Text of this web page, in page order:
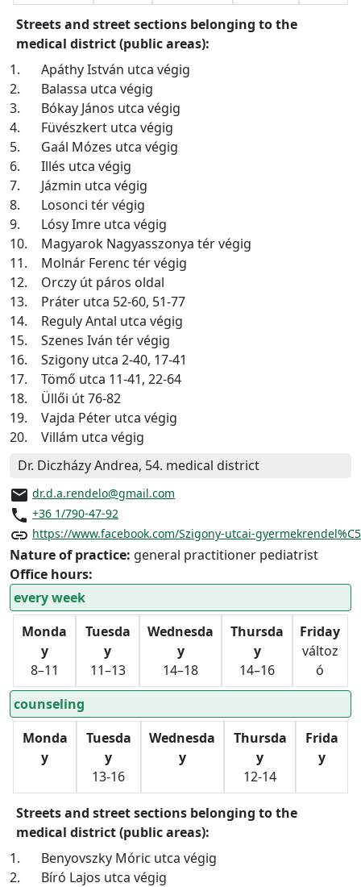
Streets and street sections belonging to the
medical district (public areas):
1.
Apáthy István utca végig
2.
Balassa utca végig
3.
Bókay János utca végig
4.
Füvészkert utca végig
5.
Gaál Mózes utca végig
6.
Illés utca végig
7.
Jázmin utca végig
8.
Losonci tér végig
9.
Lósy Imre utca végig
10.
Magyarok Nagyasszonya tér végig
11.
Molnár Ferenc tér végig
12.
Orczy út páros oldal
13.
Práter utca 52-60, 51-77
14.
Reguly Antal utca végig
15.
Szenes Iván tér végig
16.
Szigony utca 2-40, 17-41
17.
Tömő utca 11-41, 22-64
18.
Üllői út 76-82
19.
Vajda Péter utca végig
20.
Villám utca végig
Dr. Diczházy Andrea, 54. medical district
email dr.d.a.rendelo@gmail.com
phone +36 1/790-47-92
link https://www.facebook.com/Szigony-utcai-
Nature of practice: general practitioner pediatrist
Office hours:
every week
Monda
y
8–11
Tuesda
y
11–13
Wednesda
y
14–18
Thursda
y
14–16
Friday
változ
ó
counseling
Monda
y
Tuesda
y
13-16
Wednesda
y
Thursda
y
12-14
Frida
y
Streets and street sections belonging to the
medical district (public areas):
1.
Benyovszky Móric utca végig
2.
Bíró Lajos utca végig